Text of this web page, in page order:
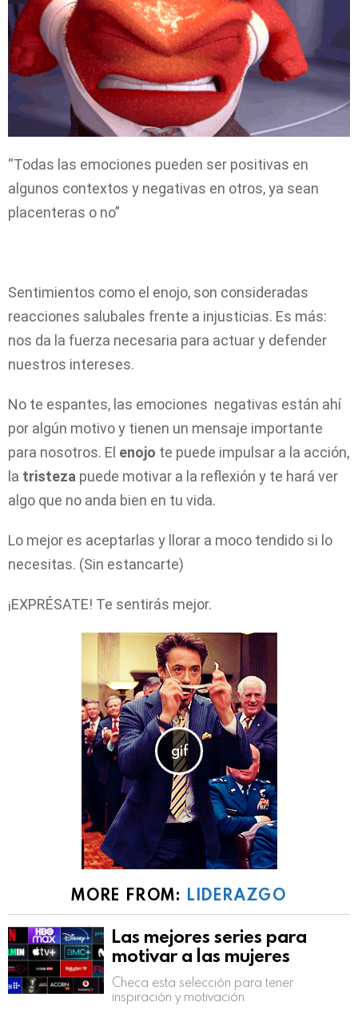
“Todas las emociones pueden ser positivas en
algunos contextos y negativas en otros, ya sean
placenteras o no”
Sentimientos como el enojo, son consideradas
reacciones salubales frente a injusticias. Es más:
nos da la fuerza necesaria para actuar y defender
nuestros intereses.
No te espantes, las emociones negativas están ahí
por algún motivo y tienen un mensaje importante
para nosotros. El enojo te puede impulsar a la acción,
la tristeza puede motivar a la reflexión y te hará ver
algo que no anda bien en tu vida.
Lo mejor es aceptarlas y llorar a moco tendido si lo
necesitas. (Sin estancarte)
¡EXPRÉSATE! Te sentirás mejor.
MORE FROM: LIDERAZGO
Las mejores series para
motivar a las mujeres
Checa esta selección para tener
inspiración y motivación